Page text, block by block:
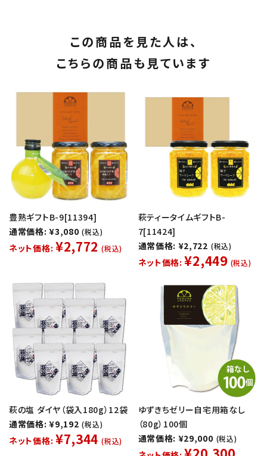
この商品を見た人は、
こちらの商品も見ています
豊熟ギフトB-9[11394]
通常価格: ¥3,080 (税込)
ネット価格: ¥2,772 (税込)
萩ティータイムギフトB-
7[11424]
通常価格: ¥2,722 (税込)
ネット価格: ¥2,449 (税込)
萩の塩 ダイヤ（袋入180g）12袋
通常価格: ¥9,192 (税込)
ネット価格: ¥7,344 (税込)
ゆずきちゼリー自宅用箱なし
（80g）100個
通常価格: ¥29,000 (税込)